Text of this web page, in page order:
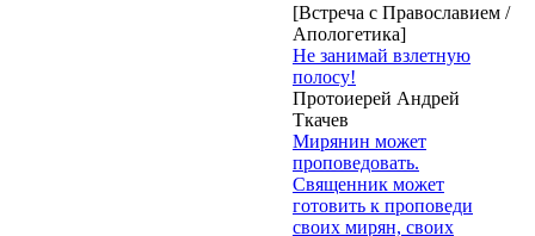
[Встреча с Православием /
Апологетика]
Не занимай взлетную
полосу!
Протоиерей Андрей
Ткачев
Мирянин может
проповедовать.
Священник может
готовить к проповеди
своих мирян, своих